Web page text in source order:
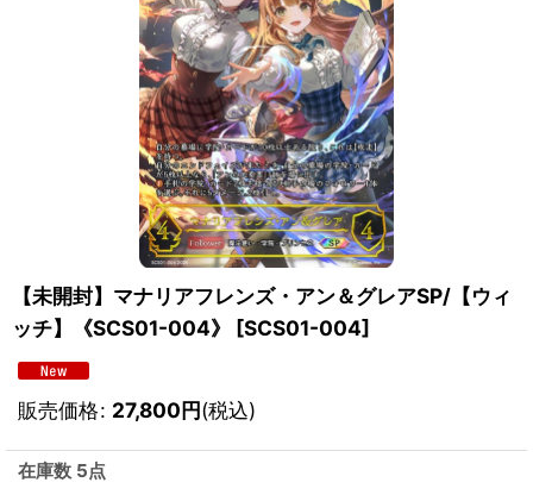
【未開封】マナリアフレンズ・アン＆グレアSP/【ウィ
ッチ】《SCS01-004》
[SCS01-004]
販売価格: 27,800円(税込)
在庫数 5点